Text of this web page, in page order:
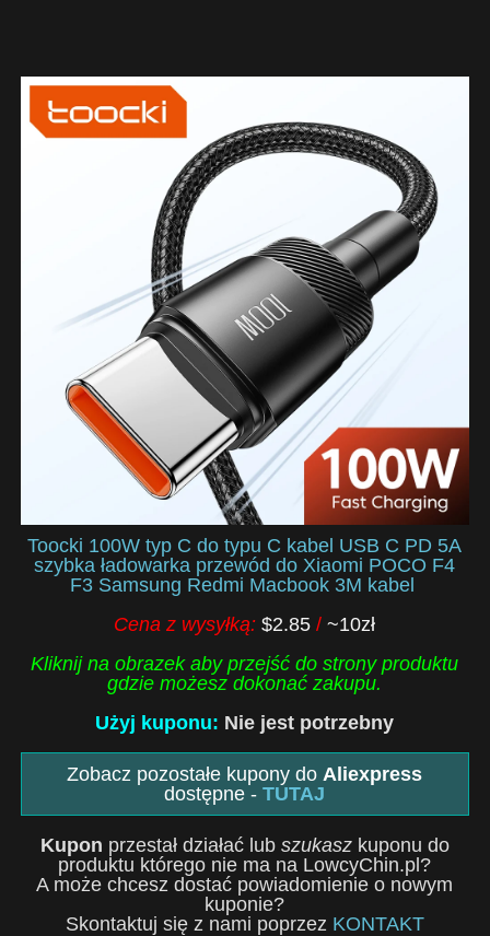
Toocki 100W typ C do typu C kabel USB C PD 5A
szybka ładowarka przewód do Xiaomi POCO F4
F3 Samsung Redmi Macbook 3M kabel
Cena z wysyłką:$2.85/~10zł
Kliknij na obrazek aby przejść do strony produktu
gdzie możesz dokonać zakupu.
Użyj kuponu: Nie jest potrzebny
Zobacz pozostałe kupony do Aliexpress
dostępne -TUTAJ
Kupon przestał działać lub szukaszkuponu do
produktu którego nie ma na LowcyChin.pl?
A może chcesz dostać powiadomienie o nowym
kuponie?
Skontaktuj się z nami poprzez KONTAKT